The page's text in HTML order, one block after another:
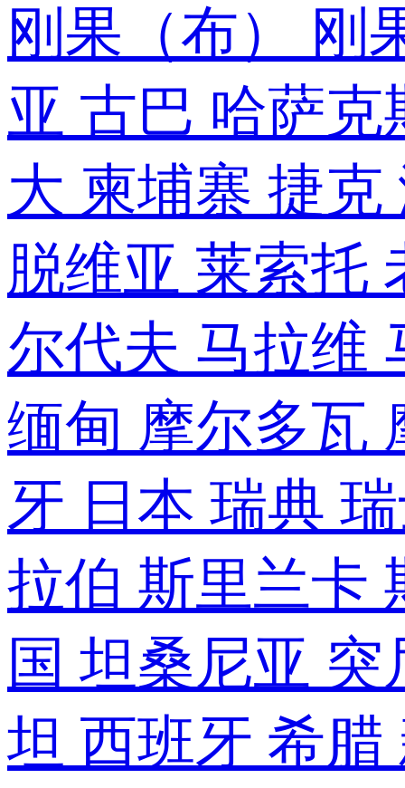
刚果（布）
刚
亚 古巴 哈萨
大 柬埔寨 捷克
脱维亚 莱索托
尔代夫 马拉维
缅甸 摩尔多瓦
牙 日本 瑞典
拉伯 斯里兰卡
国坦桑尼亚 突
坦 西班牙 希腊